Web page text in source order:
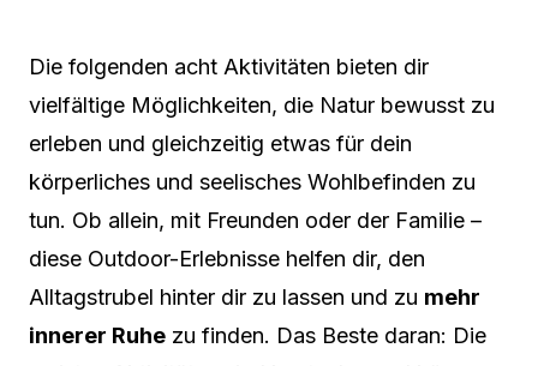
Die folgenden acht Aktivitäten bieten dir
vielfältige Möglichkeiten, die Natur bewusst zu
erleben und gleichzeitig etwas für dein
körperliches und seelisches Wohlbefinden zu
tun. Ob allein, mit Freunden oder der Familie –
diese Outdoor-Erlebnisse helfen dir, den
Alltagstrubel hinter dir zu lassen und zu mehr
innerer Ruhe zu finden. Das Beste daran: Die